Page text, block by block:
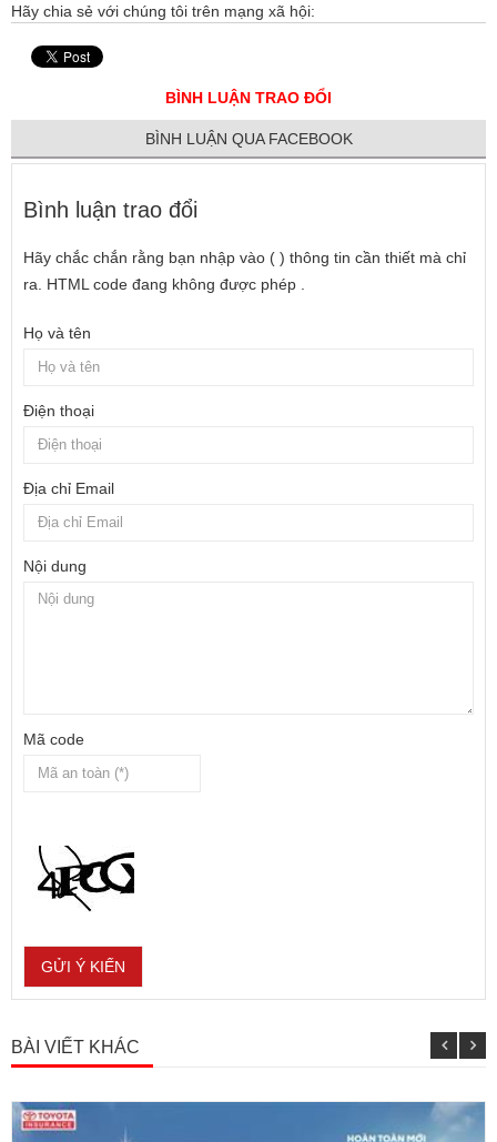
Hãy chia sẻ với chúng tôi trên mạng xã hội:
BÌNH LUẬN TRAO ĐỔI
BÌNH LUẬN QUA FACEBOOK
Bình luận trao đổi
Hãy chắc chắn rằng bạn nhập vào ( ) thông tin cần thiết mà chỉ
ra. HTML code đang không được phép .
Họ và tên
Điện thoại
Địa chỉ Email
Nội dung
Mã code
BÀI VIẾT KHÁC